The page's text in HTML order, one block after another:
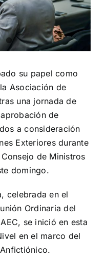
su papel como
Asociación de
una jornada de
de
a consideración
Exteriores durante
de Ministros
domingo.
celebrada en el
Ordinaria del
se inició en esta
en el marco del